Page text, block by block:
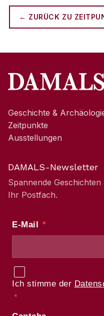
← ZURÜCK ZU
Geschichte &
Zeitpunkte
Ausstellungen
DAMALS-Newsletter
Spannende
Ihr Postfach.